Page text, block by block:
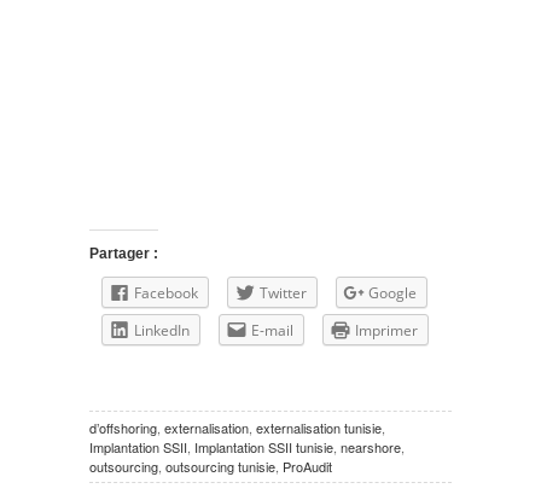
Partager :
Facebook Twitter
Google
LinkedIn
E-mail Imprimer
d’offshoring externalisation externalisation tunisie
Implantation SSII Implantation SSII tunisie nearshore
outsourcing outsourcing tunisie ProAudit